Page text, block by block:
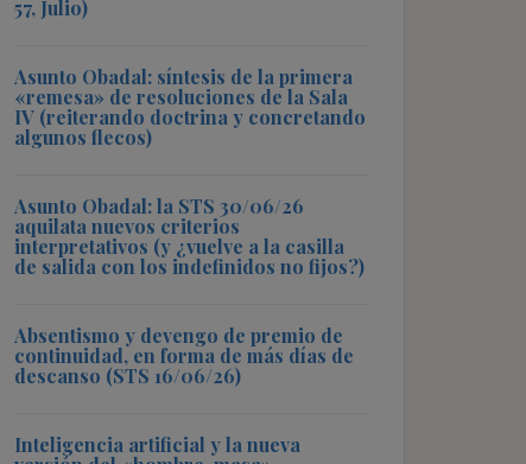
57, Julio)
Asunto Obadal: síntesis de la primera
«remesa» de resoluciones de la Sala
IV (reiterando doctrina y concretando
algunos flecos)
Asunto Obadal: la STS 30/06/26
aquilata nuevos criterios
interpretativos (y ¿vuelve a la casilla
de salida con los indefinidos no fijos?)
Absentismo y devengo de premio de
continuidad, en forma de más días de
descanso (STS 16/06/26)
Inteligencia artificial y la nueva